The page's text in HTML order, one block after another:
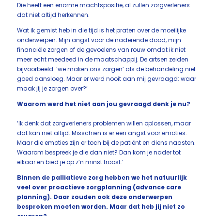
Die heeft een enorme machtspositie, al zullen zorgverleners
dat niet altijd herkennen.
Wat ik gemist heb in die tijd is het praten over de moeilijke
onderwerpen. Mijn angst voor de naderende dood, mijn
financiële zorgen of de gevoelens van rouw omdat ik niet
meer echt meedeed in de maatschappij. De artsen zeiden
bijvoorbeeld: ‘we maken ons zorgen’ als de behandeling niet
goed aansloeg. Maar er werd nooit aan mij gevraagd: waar
maak jij je zorgen over?’
Waarom werd het niet aan jou gevraagd denk je nu?
‘Ik denk dat zorgverleners problemen willen oplossen, maar
dat kan niet altijd. Misschien is er een angst voor emoties.
Maar die emoties zijn er toch bij de patiënt en diens naasten.
Waarom bespreek je die dan niet? Dan kom je nader tot
elkaar en bied je op z’n minst troost.’
Binnen de palliatieve zorg hebben we het natuurlijk
veel over proactieve zorgplanning (advance care
planning). Daar zouden ook deze onderwerpen
besproken moeten worden. Maar dat heb jij niet zo